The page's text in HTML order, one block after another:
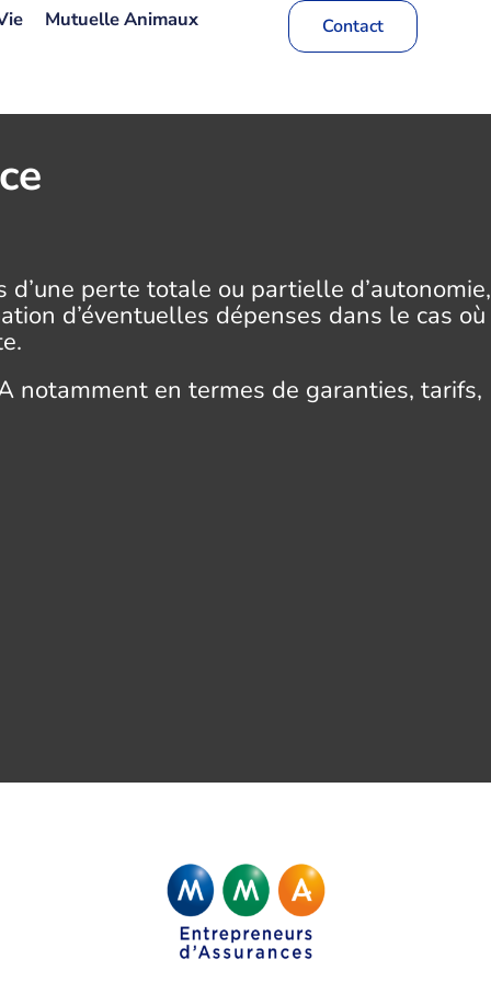
Mutuelle Animaux Contact
perte totale ou partielle d’autonomie,
d’éventuelles dépenses dans le cas où
notamment en termes de garanties, tarifs,